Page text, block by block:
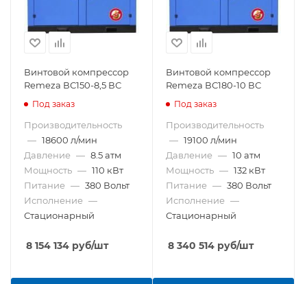
Винтовой компрессор
Remeza ВС150-8,5 ВС
Под заказ
Производительность
— 18600 л/мин
Давление — 8.5 атм
Мощность — 110 кВт
Питание — 380 Вольт
Исполнение —
Стационарный
8 154 134 руб/шт
Винтовой компрессор
Remeza ВС180-10 ВС
Под заказ
Производительность
— 19100 л/мин
Давление — 10 атм
Мощность — 132 кВт
Питание — 380 Вольт
Исполнение —
Стационарный
8 340 514 руб/шт